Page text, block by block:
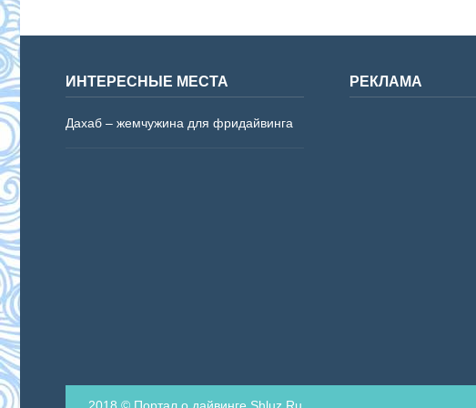
ИНТЕРЕСНЫЕ МЕСТА
Дахаб – жемчужина для фридайвинга
РЕКЛАМА